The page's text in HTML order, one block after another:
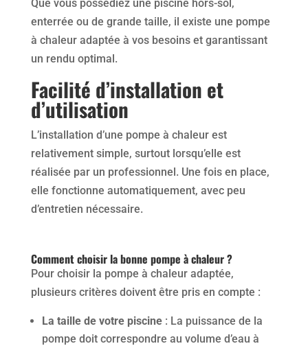
Que vous possédiez une piscine hors-sol,
enterrée ou de grande taille, il existe une pompe
à chaleur adaptée à vos besoins et garantissant
un rendu optimal.
Facilité d’installation et
d’utilisation
L’installation d’une pompe à chaleur est
relativement simple, surtout lorsqu’elle est
réalisée par un professionnel. Une fois en place,
elle fonctionne automatiquement, avec peu
d’entretien nécessaire.
Comment choisir la bonne pompe à chaleur ?
Pour choisir la pompe à chaleur adaptée,
plusieurs critères doivent être pris en compte :
La taille de votre piscine: La puissance de la
pompe doit correspondre au volume d’eau à